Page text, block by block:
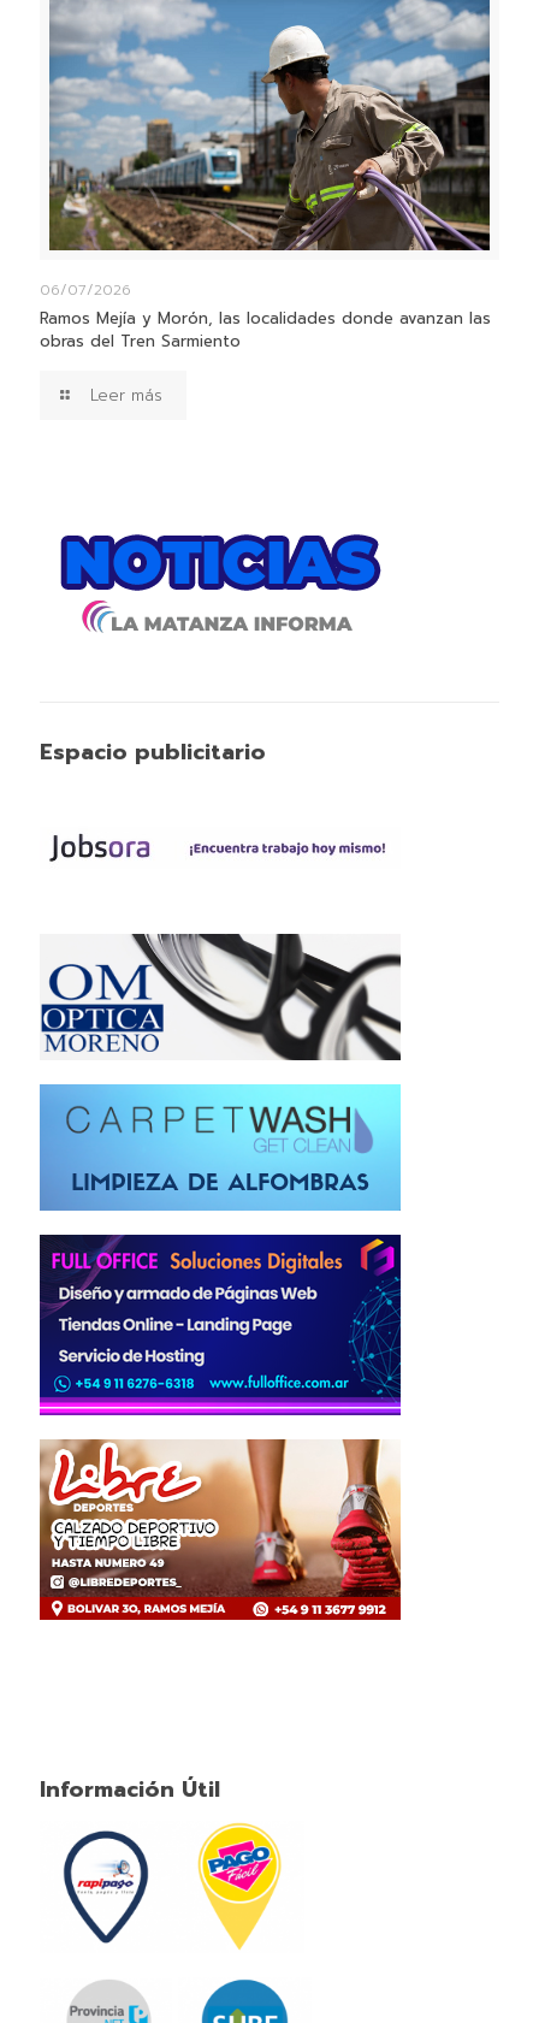
06/07/2026
Ramos Mejía y Morón, las localidades donde avanzan las
obras del Tren Sarmiento
Leer más
Espacio publicitario
Información Útil